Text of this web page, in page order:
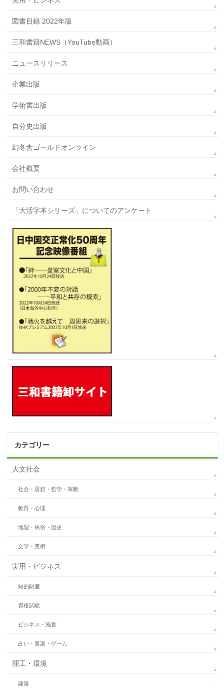
図書目録 2022年版
三和書籍NEWS（YouTube動画）
ニュースリリース
企業出版
学術書出版
自分史出版
幻冬舎ゴールドオンライン
会社概要
お問い合わせ
「大活字本シリーズ」についてのアンケート
カテゴリー
人文社会
社会・思想・哲学・宗教
教育・心理
地理・民俗・歴史
文学・美術
実用・ビジネス
知的財産
資格試験
ビジネス・経営
占い・音楽・ゲーム
理工・環境
建築